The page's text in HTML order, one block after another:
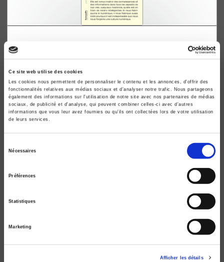
Ce site web utilise des cookies
Les cookies nous permettent de personnaliser le contenu et les annonces, d'offrir des
fonctionnalités relatives aux médias sociaux et d'analyser notre trafic. Nous partageons
également des informations sur l'utilisation de notre site avec nos partenaires de médias
sociaux, de publicité et d'analyse, qui peuvent combiner celles-ci avec d'autres
informations que vous leur avez fournies ou qu'ils ont collectées lors de votre utilisation
de leurs services.
Nécessaires
Préférences
Statistiques
Marketing
Afficher les détails
Dominique Cardon
Dominique Cardon, Fabien Granjon